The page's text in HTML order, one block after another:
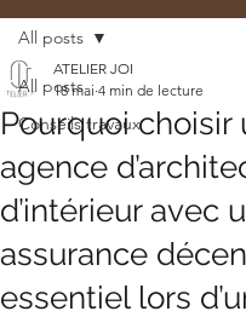
All posts
Conseils travaux
All posts
Pourquoi choisir
agence
d’intérieur avec
assurance
essentiel lors
ATELIER JOI
18 mai 4 min de lecture